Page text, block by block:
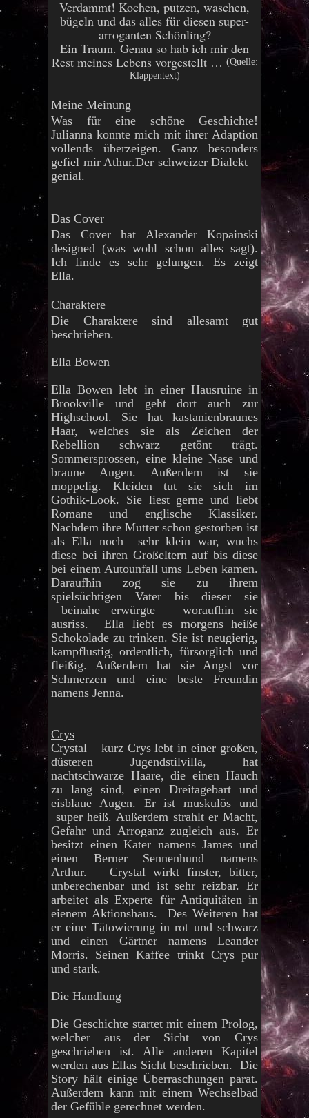
Verdammt! Kochen, putzen, waschen,
bügeln und das alles für diesen super-
arroganten Schönling?
Ein Traum. Genau so hab ich mir den
Rest meines Lebens vorgestellt … (Quelle:
Klappentext)
Meine Meinung
Was für eine schöne Geschichte!
Julianna konnte mich mit ihrer Adaption
vollends überzeigen. Ganz besonders
gefiel mir Athur.Der schweizer Dialekt –
genial.
Das Cover
Das Cover hat Alexander Kopainski
designed (was wohl schon alles sagt).
Ich finde es sehr gelungen. Es zeigt
Ella.
Charaktere
Die Charaktere sind allesamt gut
beschrieben.
Ella Bowen
Ella Bowen lebt in einer Hausruine in
Brookville und geht dort auch zur
Highschool. Sie hat kastanienbraunes
Haar, welches sie als Zeichen der
Rebellion schwarz getönt trägt.
Sommersprossen, eine kleine Nase und
braune Augen. Außerdem ist sie
moppelig. Kleiden tut sie sich im
Gothik-Look. Sie liest gerne und liebt
Romane und englische Klassiker.
Nachdem ihre Mutter schon gestorben ist
als Ella noch sehr klein war, wuchs
diese bei ihren Großeltern auf bis diese
bei einem Autounfall ums Leben kamen.
Daraufhin zog sie zu ihrem
spielsüchtigen Vater bis dieser sie
beinahe erwürgte – woraufhin sie
ausriss. Ella liebt es morgens heiße
Schokolade zu trinken. Sie ist neugierig,
kampflustig, ordentlich, fürsorglich und
fleißig. Außerdem hat sie Angst vor
Schmerzen und eine beste Freundin
namens Jenna.
Crys
Crystal – kurz Crys lebt in einer großen,
düsteren Jugendstilvilla, hat
nachtschwarze Haare, die einen Hauch
zu lang sind, einen Dreitagebart und
eisblaue Augen. Er ist muskulös und
super heiß. Außerdem strahlt er Macht,
Gefahr und Arroganz zugleich aus. Er
besitzt einen Kater namens James und
einen Berner Sennenhund namens
Arthur. Crystal wirkt finster, bitter,
unberechenbar und ist sehr reizbar. Er
arbeitet als Experte für Antiquitäten in
eienem Aktionshaus. Des Weiteren hat
er eine Tätowierung in rot und schwarz
und einen Gärtner namens Leander
Morris. Seinen Kaffee trinkt Crys pur
und stark.
Die Handlung
Die Geschichte startet mit einem Prolog,
welcher aus der Sicht von Crys
geschrieben ist. Alle anderen Kapitel
werden aus Ellas Sicht beschrieben. Die
Story hält einige Überraschungen parat.
Außerdem kann mit einem Wechselbad
der Gefühle gerechnet werden.